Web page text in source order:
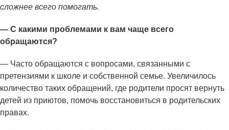
сложнее всего помогать.
— С какими проблемами к вам чаще всего
обращаются?
— Часто обращаются с вопросами, связанными с
претензиями к школе и собственной семье. Увеличилось
количество таких обращений, где родители просят вернуть
детей из приютов, помочь восстановиться в родительских
правах.